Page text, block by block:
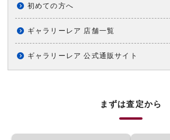
初めての方へ
ギャラリーレア 店舗一覧
ギャラリーレア 公式通販サイト
まずは査定から